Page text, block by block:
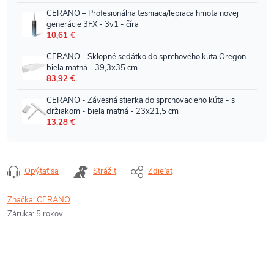
Opýtať sa Strážiť Zdieľať
Značka:CERANO
Záruka: 5 rokov